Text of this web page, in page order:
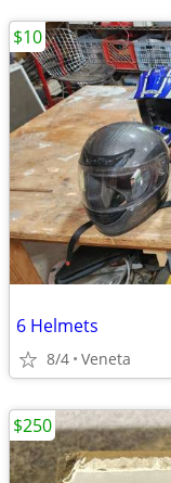
6 Helmets
8/4 Veneta
$10
$250